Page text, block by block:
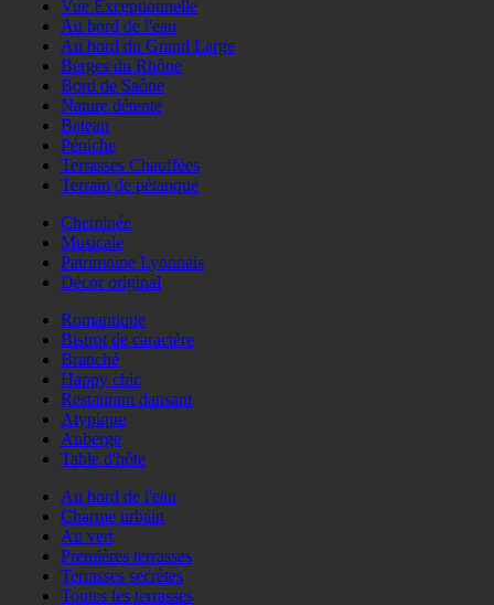
Vue Exceptionnelle
Au bord de l'eau
Au bord du Grand Large
Berges du Rhône
Bord de Saône
Nature détente
Bateau
Péniche
Terrasses Chauffées
Terrain de pétanque
Cheminée
Musicale
Patrimoine Lyonnais
Décor original
Romantique
Bistrot de caractère
Branché
Happy chic
Restaurant dansant
Atypique
Auberge
Table d'hôte
Au bord de l'eau
Charme urbain
Au vert
Premières terrasses
Terrasses secrètes
Toutes les terrasses